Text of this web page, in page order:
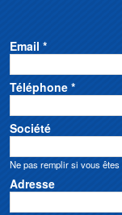
Email *
Téléphone *
Société
Ne pas remplir si vous
Adresse